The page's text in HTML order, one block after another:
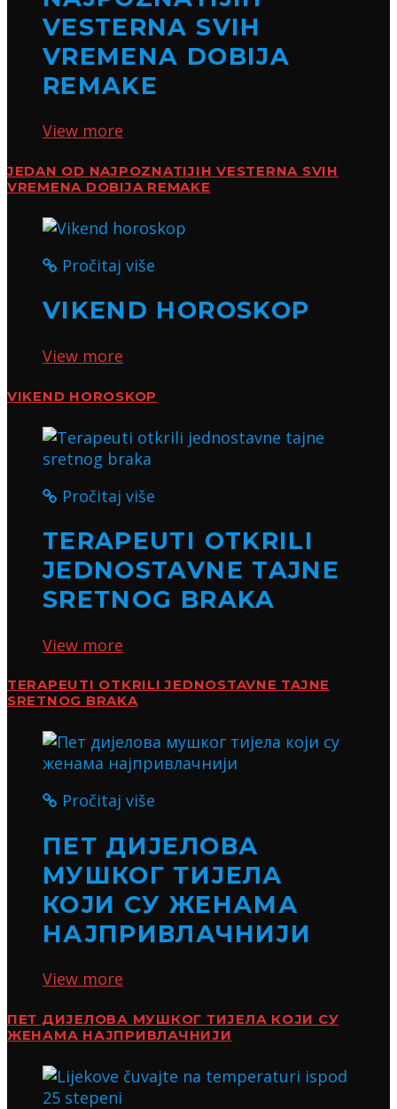
VESTERNA SVIH
VREMENA DOBIJA
REMAKE
View more
JEDAN OD NAJPOZNATIJIH VESTERNA SVIH
VREMENA DOBIJA REMAKE
Pročitaj više
VIKEND HOROSKOP
View more
VIKEND HOROSKOP
Pročitaj više
TERAPEUTI OTKRILI
JEDNOSTAVNE TAJNE
SRETNOG BRAKA
View more
TERAPEUTI OTKRILI JEDNOSTAVNE TAJNE
SRETNOG BRAKA
Pročitaj više
ПЕТ ДИЈЕЛОВА
МУШКОГ ТИЈЕЛА
КОЈИ СУ ЖЕНАМА
НАЈПРИВЛАЧНИЈИ
View more
ПЕТ ДИЈЕЛОВА МУШКОГ ТИЈЕЛА КОЈИ СУ
ЖЕНАМА НАЈПРИВЛАЧНИЈИ